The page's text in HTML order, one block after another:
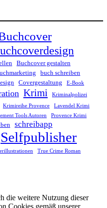
Buchcover gestalten
buch schreiben
Covergestaltung E-Book
Krimi Kriminalpolizei
Krimireihe Provence Lavendel Krimi
Tools Autoren
Provence Krimi
schreibapp
Selfpublisher
True Crime Roman
die weitere Nutzung dieser